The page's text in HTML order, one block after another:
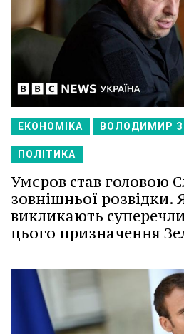
ЕКОНОМІКА ВОЛОДИМИР
ПОЛІТИКА
Умєров став головою
зовнішньої розвідки.
викликають
цього призначення